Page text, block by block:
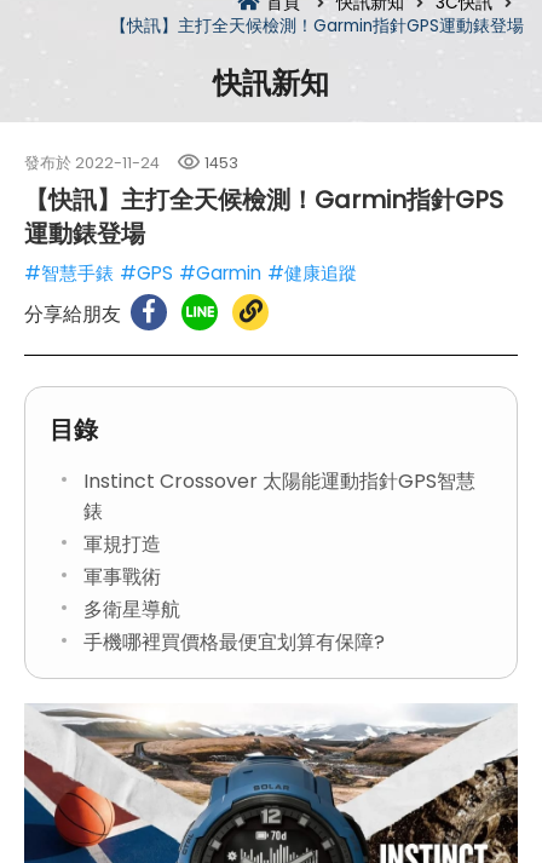
【快訊】主打全天候檢測！Garmin指針GPS運動錶登場
快訊新知
發布於 2022-11-24 1453
【快訊】主打全天候檢測！Garmin指針GPS
運動錶登場
#智慧手錶 #GPS #Garmin #健康追蹤
分享給朋友
目錄
Instinct Crossover 太陽能運動指針GPS智慧
錶
軍規打造
軍事戰術
多衛星導航
手機哪裡買價格最便宜划算有保障?